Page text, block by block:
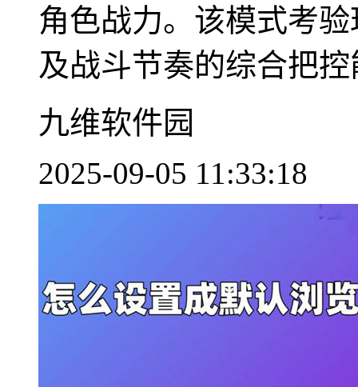
角色战力。该模式考
及战斗节奏的综合把控
九维软件园
2025-09-05 11:33:18